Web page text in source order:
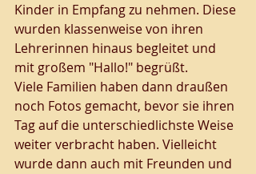
Kinder in Empfang zu nehmen. Diese
wurden klassenweise von ihren
Lehrerinnen hinaus begleitet und
mit großem "Hallo!" begrüßt.
Viele Familien haben dann draußen
noch Fotos gemacht, bevor sie ihren
Tag auf die unterschiedlichste Weise
weiter verbracht haben. Vielleicht
wurde dann auch mit Freunden und